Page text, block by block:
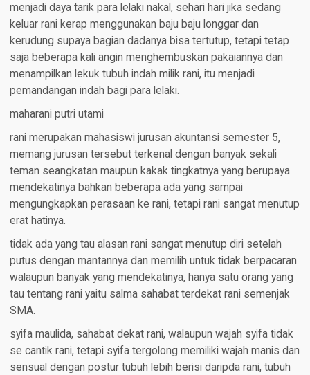
menjadi daya tarik para lelaki nakal, sehari hari jika sedang
keluar rani kerap menggunakan baju baju longgar dan
kerudung supaya bagian dadanya bisa tertutup, tetapi tetap
saja beberapa kali angin menghembuskan pakaiannya dan
menampilkan lekuk tubuh indah milik rani, itu menjadi
pemandangan indah bagi para lelaki.
maharani putri utami
rani merupakan mahasiswi jurusan akuntansi semester 5,
memang jurusan tersebut terkenal dengan banyak sekali
teman seangkatan maupun kakak tingkatnya yang berupaya
mendekatinya bahkan beberapa ada yang sampai
mengungkapkan perasaan ke rani, tetapi rani sangat menutup
erat hatinya.
tidak ada yang tau alasan rani sangat menutup diri setelah
putus dengan mantannya dan memilih untuk tidak berpacaran
walaupun banyak yang mendekatinya, hanya satu orang yang
tau tentang rani yaitu salma sahabat terdekat rani semenjak
SMA.
syifa maulida, sahabat dekat rani, walaupun wajah syifa tidak
se cantik rani, tetapi syifa tergolong memiliki wajah manis dan
sensual dengan postur tubuh lebih berisi daripda rani, tubuh